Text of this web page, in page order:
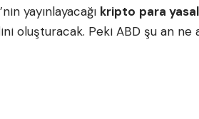
yayınlayacağı kripto para
oluşturacak. Peki ABD şu an ne